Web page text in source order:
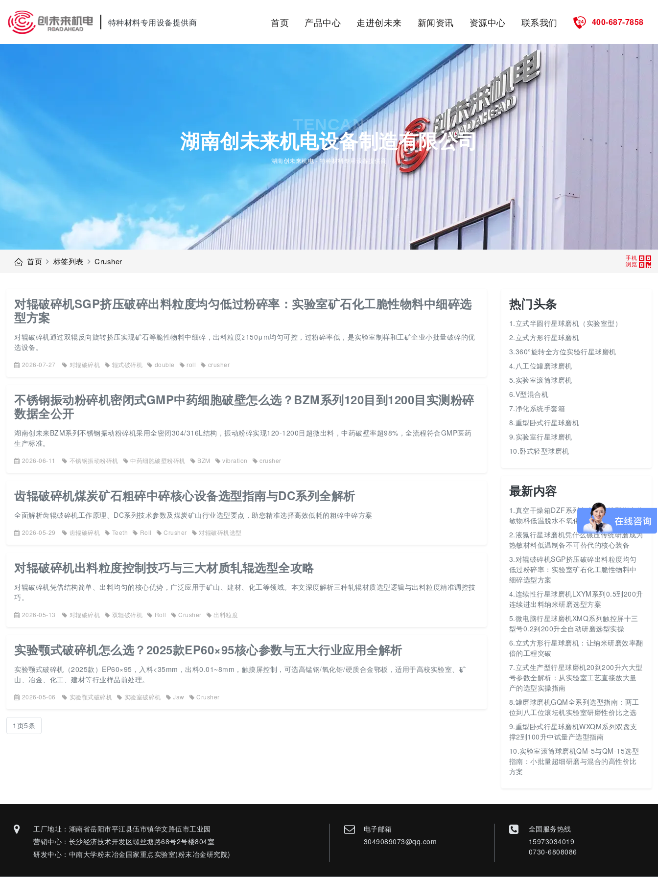
特种材料专用设备提供商 首页 产品中心 走进创未来 新闻资讯 资源中心 联系我们 400-687-7858
湖南创未来机电设备制造有限公司
TENCAN
湖南创未来机电 - 特种材料专用设备提供商
手机
浏览
首页 标签列表 Crusher
对辊破碎机SGP挤压破碎出料粒度均匀低过粉碎率：实验室矿石化工脆性物料中细碎选
型方案
对辊破碎机通过双辊反向旋转挤压实现矿石等脆性物料中细碎，出料粒度≥150μm均匀可控，过粉碎率低，是实验室制样和工矿企业小批量破碎的优
选设备。
2026-07-27 对辊破碎机 辊式破碎机 double roll crusher
不锈钢振动粉碎机密闭式GMP中药细胞破壁怎么选？BZM系列120目到1200目实测粉碎
数据全公开
湖南创未来BZM系列不锈钢振动粉碎机采用全密闭304/316L结构，振动粉碎实现120-1200目超微出料，中药破壁率超98%，全流程符合GMP医药
生产标准。
2026-06-11 不锈钢振动粉碎机 中药细胞破壁粉碎机 BZM vibration crusher
齿辊破碎机煤炭矿石粗碎中碎核心设备选型指南与DC系列全解析
全面解析齿辊破碎机工作原理、DC系列技术参数及煤炭矿山行业选型要点，助您精准选择高效低耗的粗碎中碎方案
2026-05-29 齿辊破碎机 Teeth Roll Crusher 对辊破碎机选型
对辊破碎机出料粒度控制技巧与三大材质轧辊选型全攻略
对辊破碎机凭借结构简单、出料均匀的核心优势，广泛应用于矿山、建材、化工等领域。本文深度解析三种轧辊材质选型逻辑与出料粒度精准调控技
巧。
2026-05-13 对辊破碎机 双辊破碎机 Roll Crusher 出料粒度
实验颚式破碎机怎么选？2025款EP60×95核心参数与五大行业应用全解析
实验颚式破碎机（2025款）EP60×95，入料<35mm，出料0.01~8mm，触摸屏控制，可选高锰钢/氧化锆/硬质合金鄂板，适用于高校实验室、矿
山、冶金、化工、建材等行业样品前处理。
2026-05-06 实验颚式破碎机 实验室破碎机 Jaw Crusher
1页5条
热门头条
1.立式半圆行星球磨机（实验室型）
2.立式方形行星球磨机
3.360°旋转全方位实验行星球磨机
4.八工位罐磨球磨机
5.实验室滚筒球磨机
6.V型混合机
7.净化系统手套箱
8.重型卧式行星球磨机
9.实验室行星球磨机
10.卧式轻型球磨机
最新内容
1.真空干燥箱DZF系列六大型号选型指南热
敏物料低温脱水不氧化
2.液氮行星球磨机凭什么碾压传统研磨成为
热敏材料低温制备不可替代的核心装备
3.对辊破碎机SGP挤压破碎出料粒度均匀
低过粉碎率：实验室矿石化工脆性物料中
细碎选型方案
4.连续性行星球磨机LXYM系列0.5到200升
连续进出料纳米研磨选型方案
5.微电脑行星球磨机XMQ系列触控屏十三
型号0.2到200升全自动研磨选型实操
6.立式方形行星球磨机：让纳米研磨效率翻
倍的工程突破
7.立式生产型行星球磨机20到200升六大型
号参数全解析：从实验室工艺直接放大量
产的选型实操指南
8.罐磨球磨机GQM全系列选型指南：两工
位到八工位滚坛机实验室研磨性价比之选
9.重型卧式行星球磨机WXQM系列双盘支
撑2到100升中试量产选型指南
10.实验室滚筒球磨机QM-5与QM-15选型
指南：小批量超细研磨与混合的高性价比
方案
工厂地址：湖南省岳阳市平江县伍市镇华文路伍市工业园
营销中心：长沙经济技术开发区螺丝塘路68号2号楼804室
研发中心：中南大学粉末冶金国家重点实验室(粉末冶金研究院)
电子邮箱
3049089073@qq.com
全国服务热线
15973034019
0730-6808086